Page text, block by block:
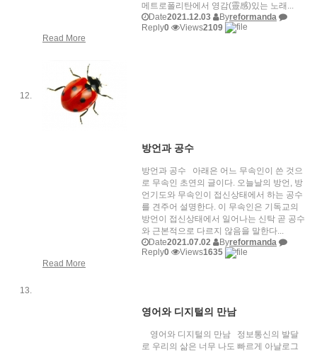
메트로폴리탄에서 영감(靈感)있는 노래...
Date2021.12.03 Byreformanda
Reply0 Views2109
Read More
방언과 공수
방언과 공수 아래은 어느 무속인이 쓴 것으
로 무속인 초연의 글이다. 오늘날의 방언, 방
언기도와 무속인이 접신상태에서 하는 공수
를 견주어 설명한다. 이 무속인은 기독교의
방언이 접신상태에서 일어나는 신탁 곧 공수
와 근본적으로 다르지 않음을 말한다...
Date2021.07.02 Byreformanda
Reply0 Views1635
Read More
영어와 디지털의 만남
영어와 디지털의 만남 정보통신의 발달
로 우리의 삶은 너무 나도 빠르게 아날로그